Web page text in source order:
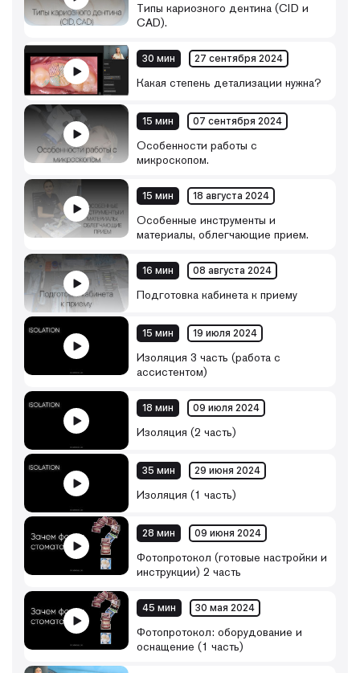
Типы кариозного дентина (CID и
CAD).
30 мин 27 сентября 2024
Какая степень детализации нужна?
15 мин 07 сентября 2024
Особенности работы с
микроскопом.
15 мин 18 августа 2024
Особенные инструменты и
материалы, облегчающие прием.
16 мин 08 августа 2024
Подготовка кабинета к приему
15 мин 19 июля 2024
Изоляция 3 часть (работа с
ассистентом)
18 мин 09 июля 2024
Изоляция (2 часть)
35 мин 29 июня 2024
Изоляция (1 часть)
28 мин 09 июня 2024
Фотопротокол (готовые настройки и
инструкции) 2 часть
45 мин 30 мая 2024
Фотопротокол: оборудование и
оснащение (1 часть)